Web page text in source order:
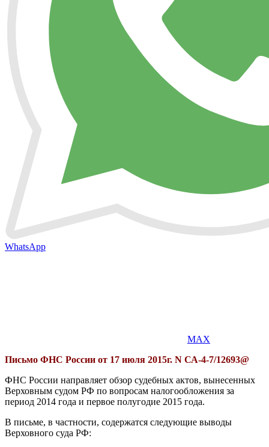
WhatsApp
MAX
Письмо ФНС России от 17 июля 2015г. N СА-4-7/12693@
ФНС России направляет обзор судебных актов, вынесенных
Верховным судом РФ по вопросам налогообложения за
период 2014 года и первое полугодие 2015 года.
В письме, в частности, содержатся следующие выводы
Верховного суда РФ: